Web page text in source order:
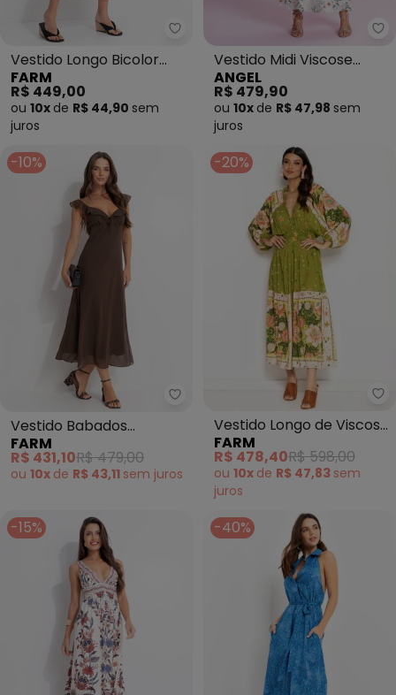
Farm - Vestido Longo Bicolor
Vestido Longo Bicolor
Pregas (Preto)
FARM
R$ 449,00
ou 10x de R$ 44,90 sem
juros
Vestido Midi Viscose
Estampada (Branco)
ANGEL
R$ 479,90
ou 10x de R$ 47,98 sem
juros
-10%
Farm - Vestido Babados
Vestido Babados
Enviesado (Marrom)
FARM
R$ 431,10R$ 479,00
ou 10x de R$ 43,11 sem juros
-20%
Vestido Longo de Viscose
Lenço Estrela (Verde)
FARM
R$ 478,40R$ 598,00
ou 10x de R$ 47,83 sem
juros
-15% -40%